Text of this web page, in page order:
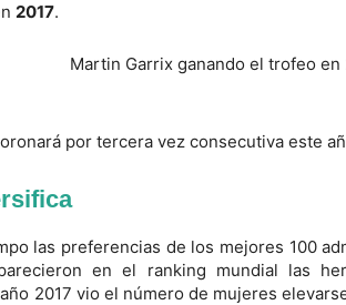
2017.
por tercera vez consecutiva este
las preferencias de los mejores 100
en el ranking mundial las
2017 vio el número de mujeres